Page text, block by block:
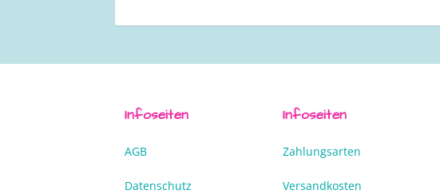
Infoseiten
AGB
Datenschutz
Infoseiten
Zahlungsarten
Versandkosten